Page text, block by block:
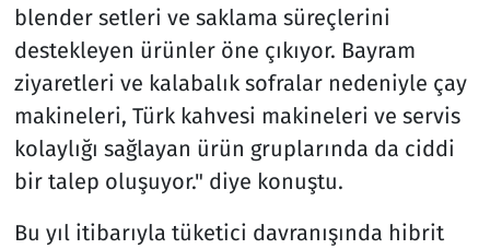
blender setleri ve saklama süreçlerini
destekleyen ürünler öne çıkıyor. Bayram
ziyaretleri ve kalabalık sofralar nedeniyle çay
makineleri, Türk kahvesi makineleri ve servis
kolaylığı sağlayan ürün gruplarında da ciddi
bir talep oluşuyor." diye konuştu.
Bu yıl itibarıyla tüketici davranışında hibrit